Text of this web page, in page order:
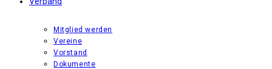
Mitglied werden
Vereine
Vorstand
Dokumente